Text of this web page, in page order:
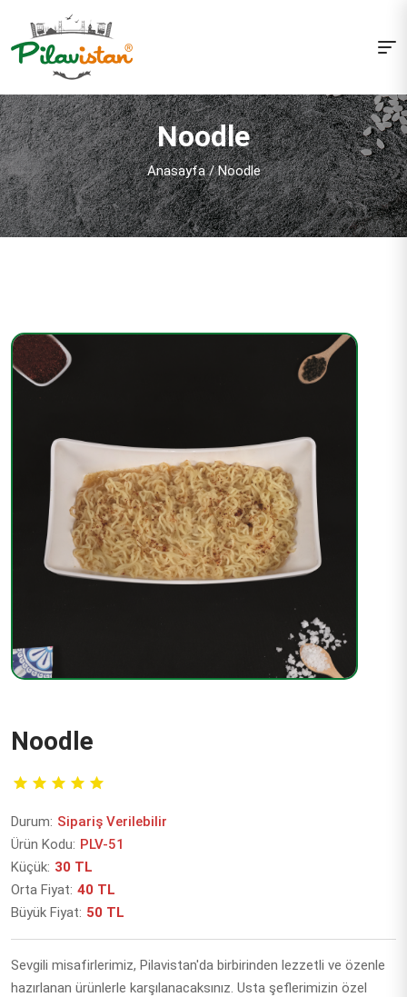
Noodle
Anasayfa / Noodle
Noodle
Durum: Sipariş Verilebilir
Ürün Kodu: PLV-51
Küçük: 30 TL
Orta Fiyat: 40 TL
Büyük Fiyat: 50 TL
Sevgili misafirlerimiz, Pilavistan'da birbirinden lezzetli ve özenle
hazırlanan ürünlerle karşılanacaksınız. Usta şeflerimizin özel